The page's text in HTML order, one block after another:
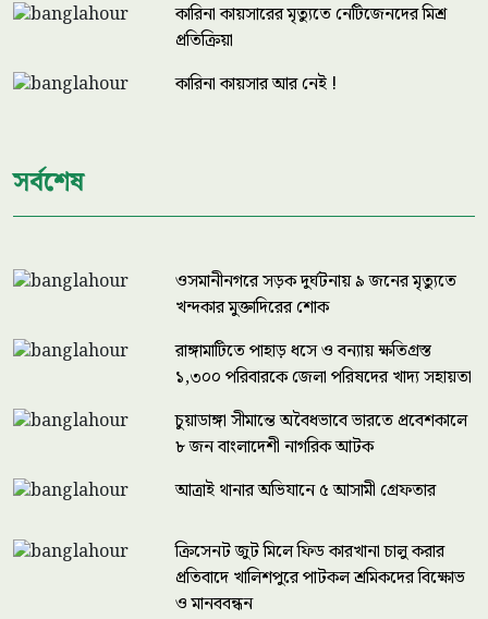
কারিনা কায়সারের মৃত্যুতে নেটিজেনদের মিশ্র
প্রতিক্রিয়া
কারিনা কায়সার আর নেই !
সর্বশেষ
ওসমানীনগরে সড়ক দুর্ঘটনায় ৯ জনের মৃত্যুতে
খন্দকার মুক্তাদিরের শোক
রাঙ্গামাটিতে পাহাড় ধসে ও বন্যায় ক্ষতিগ্রস্ত
১,৩০০ পরিবারকে জেলা পরিষদের খাদ্য সহায়তা
চুয়াডাঙ্গা সীমান্তে অবৈধভাবে ভারতে প্রবেশকালে
৮ জন বাংলাদেশী নাগরিক আটক
আত্রাই থানার অভিযানে ৫ আসামী গ্রেফতার
ক্রিসেনট জুট মিলে ফিড কারখানা চালু করার
প্রতিবাদে খালিশপুরে পাটকল শ্রমিকদের বিক্ষোভ
ও মানববন্ধন